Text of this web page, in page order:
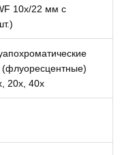
10x/22 мм с
20х, 40х